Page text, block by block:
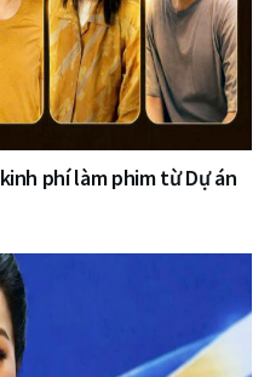
phí làm phim từ Dự án